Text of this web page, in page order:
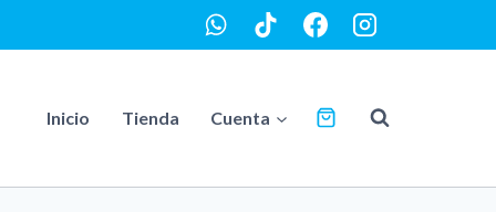
Inicio Tienda Cuenta